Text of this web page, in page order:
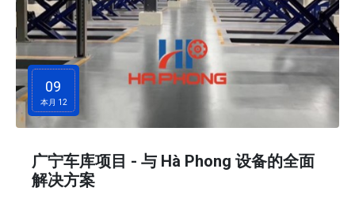
09
本月 12
广宁车库项目 - 与 Hà Phong 设备的全面
解决方案